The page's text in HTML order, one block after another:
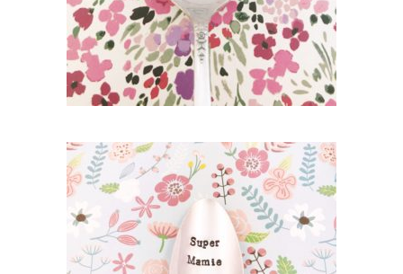
AJOUTER AU PANIER
PETITE CUILLÈRE GRAVÉE VINTAGE :
SUPER MAMIE
35,00€